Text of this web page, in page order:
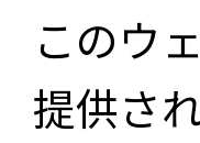
このウ
提供さ